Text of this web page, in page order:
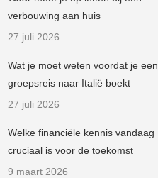
verbouwing aan huis
27 juli 2026
Wat je moet weten voordat je een
groepsreis naar Italië boekt
27 juli 2026
Welke financiële kennis vandaag
cruciaal is voor de toekomst
9 maart 2026